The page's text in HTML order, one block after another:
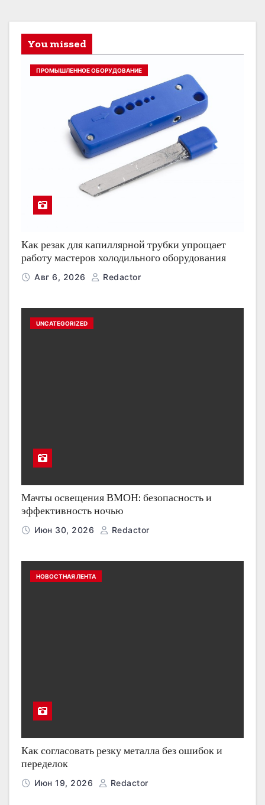
You missed
ПРОМЫШЛЕННОЕ ОБОРУДОВАНИЕ
Как резак для капиллярной трубки упрощает
работу мастеров холодильного оборудования
Авг 6, 2026 Redactor
UNCATEGORIZED
Мачты освещения ВМОН: безопасность и
эффективность ночью
Июн 30, 2026 Redactor
НОВОСТНАЯ ЛЕНТА
Как согласовать резку металла без ошибок и
переделок
Июн 19, 2026 Redactor